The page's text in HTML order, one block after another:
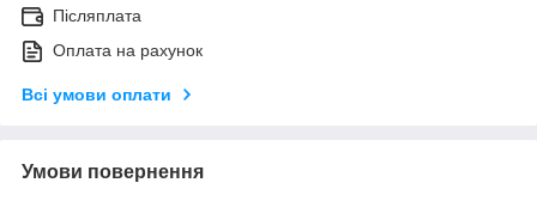
Післяплата
Оплата на рахунок
Всі умови оплати
Умови повернення